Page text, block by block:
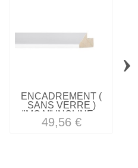
ENCADREMENT (
SANS VERRE )
"MOAI" INCLINE...
49,56 €
›